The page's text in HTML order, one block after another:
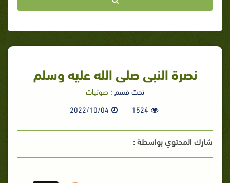
نصرة النبى صلى الله عليه وسلم
تحت قسم : صوتيات
1524
2022/10/04
شارك المحتوي بواسطة :